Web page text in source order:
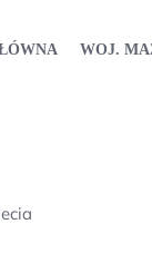
WOJ.